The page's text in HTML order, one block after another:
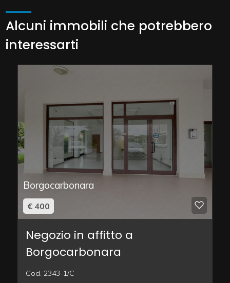
Alcuni immobili che potrebbero
interessarti
Borgocarbonara
€ 400
Negozio in affitto a
Borgocarbonara
Cod. 2343-1/C